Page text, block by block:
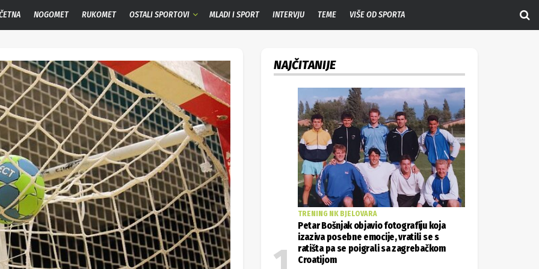
NOGOMET RUKOMET OSTALI SPORTOVI MLADI I SPORT INTERVJU TEME VIŠE OD SPORTA
NAJČITANIJE
TRENING NK BJELOVARA
Petar Bošnjak objavio fotografiju koja
izaziva posebne emocije, vratili se s
ratišta pa se poigrali sa zagrebačkom
Croatijom